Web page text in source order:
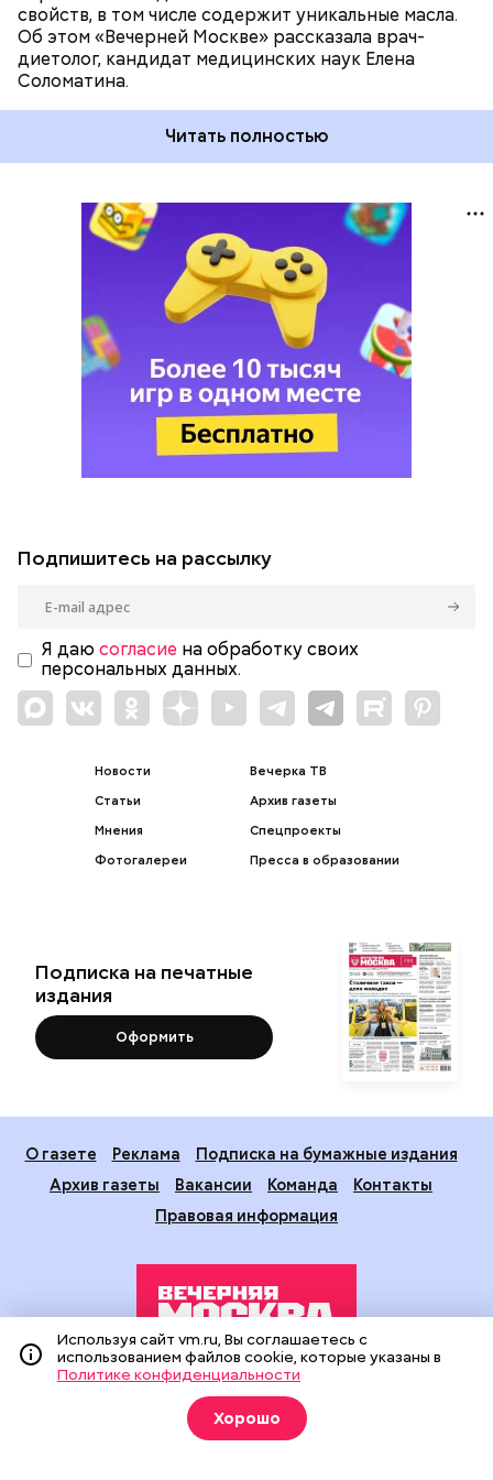
свойств, в том числе содержит уникальные масла.
Об этом «Вечерней Москве» рассказала врач-
диетолог, кандидат медицинских наук Елена
Соломатина.
Читать полностью
Подпишитесь на рассылку
Я даю согласие на обработку своих
персональных данных.
Новости
Статьи
Мнения
Фотогалереи
Вечерка ТВ
Архив газеты
Спецпроекты
Пресса в образовании
Подписка на печатные
издания
Оформить
О газете Реклама
Подписка на бумажные издания
Архив газеты
Вакансии Команда
Контакты
Правовая информация
Издание создано при финансовой поддержке Департамента
средств массовой информации и рекламы города Москвы.
На сайте применяются рекомендательные технологии
(информационные технологии предоставления информации
Используя сайт vm.ru, Вы соглашаетесь с
использованием файлов cookie, которые указаны в
Политике конфиденциальности
Хорошо